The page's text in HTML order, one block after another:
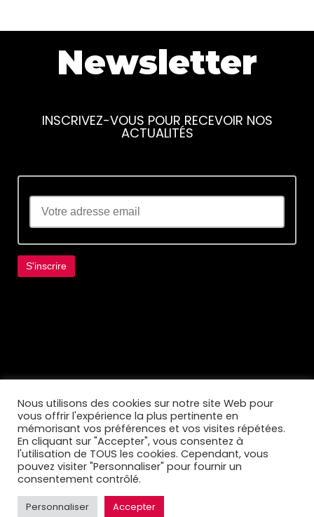
Newsletter
INSCRIVEZ-VOUS POUR RECEVOIR NOS
ACTUALITÉS
Nous utilisons des cookies sur notre site Web pour
vous offrir l'expérience la plus pertinente en
mémorisant vos préférences et vos visites répétées.
En cliquant sur "Accepter", vous consentez à
l'utilisation de TOUS les cookies. Cependant, vous
pouvez visiter "Personnaliser" pour fournir un
consentement contrôlé.
Personnaliser Accepter